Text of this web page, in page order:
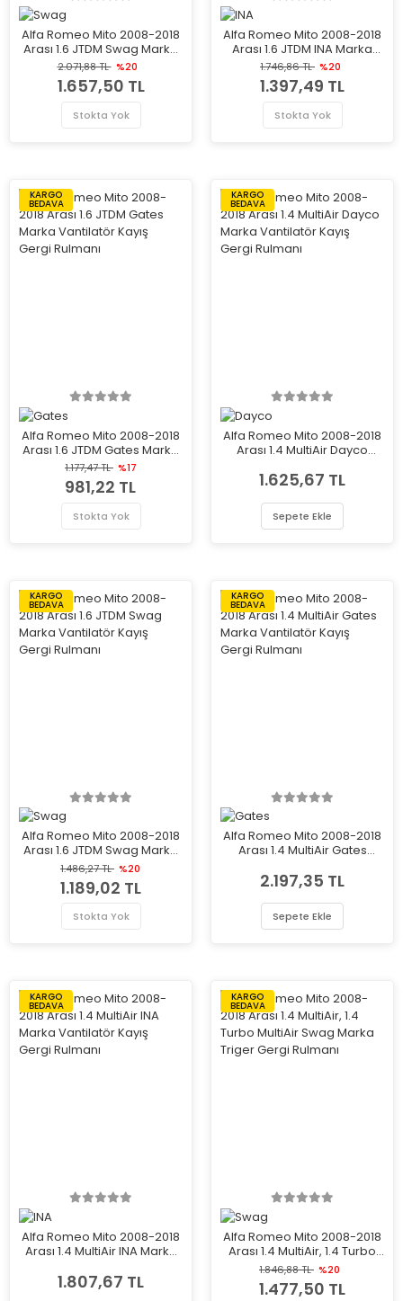
Alfa Romeo Mito 2008-2018
Arası 1.6 JTDM Swag Marka
Vantilatör Kayış Gergi
Rulmanı
2.071,88 TL %20
1.657,50 TL
Stokta Yok
Alfa Romeo Mito 2008-2018
Arası 1.6 JTDM INA Marka
Vantilatör Kayış Gergi
Rulmanı
1.746,86 TL %20
1.397,49 TL
Stokta Yok
KARGO
BEDAVA
Alfa Romeo Mito 2008-2018
Arası 1.6 JTDM Gates Marka
Vantilatör Kayış Gergi
Rulmanı
1.177,47 TL %17
981,22 TL
Stokta Yok
KARGO
BEDAVA
Alfa Romeo Mito 2008-2018
Arası 1.4 MultiAir Dayco
Gergi Rulmanı
1.625,67 TL
Sepete Ekle
KARGO
BEDAVA
Alfa Romeo Mito 2008-2018
Arası 1.6 JTDM Swag Marka
Vantilatör Kayış Gergi
Rulmanı
1.486,27 TL %20
1.189,02 TL
Stokta Yok
KARGO
BEDAVA
Alfa Romeo Mito 2008-2018
Arası 1.4 MultiAir Gates
Gergi Rulmanı
2.197,35 TL
Sepete Ekle
KARGO
BEDAVA
Alfa Romeo Mito 2008-2018
Arası 1.4 MultiAir INA Marka
Rulmanı
1.807,67 TL
KARGO
BEDAVA
Alfa Romeo Mito 2008-2018
Arası 1.4 MultiAir, 1.4 Turbo
MultiAir Swag Marka Triger
Gergi Rulmanı
1.846,88 TL %20
1.477,50 TL